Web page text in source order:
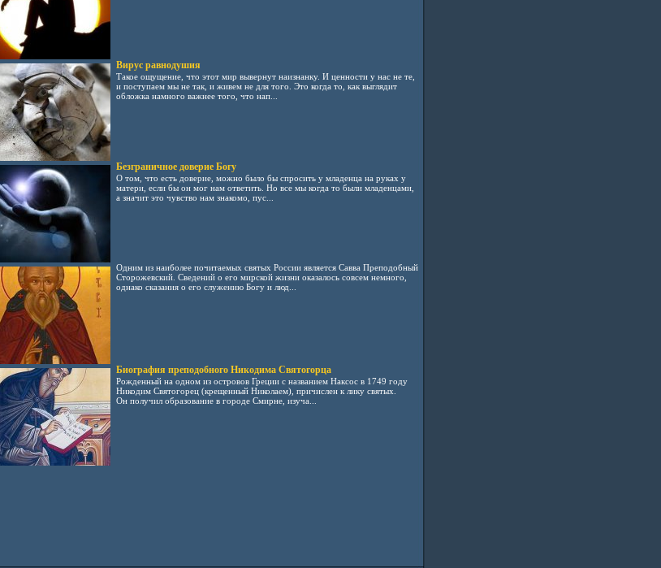
Вирус равнодушия
Такое ощущение, что этот мир вывернут наизнанку. И ценности у нас не те,
и поступаем мы не так, и живем не для того. Это когда то, как выглядит
обложка намного важнее того, что нап...
Безграничное доверие Богу
О том, что есть доверие, можно было бы спросить у младенца на руках у
матери, если бы он мог нам ответить. Но все мы когда то были младенцами,
а значит это чувство нам знакомо, пус...
Одним из наиболее почитаемых святых России является Савва Преподобный
Сторожевский. Сведений о его мирской жизни оказалось совсем немного,
однако сказания о его служению Богу и люд...
Биография преподобного Никодима Святогорца
Рожденный на одном из островов Греции с названием Наксос в 1749 году
Никодим Святогорец (крещенный Николаем), причислен к лику святых.
Он получил образование в городе Смирне, изуча...